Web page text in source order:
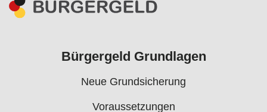
Bürgergeld Grundlagen
Neue Grundsicherung
Voraussetzungen